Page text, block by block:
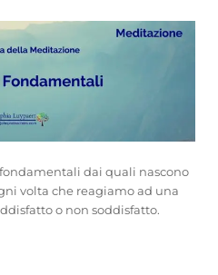
dai quali nascono
volta che reagiamo ad una
o non soddisfatto.